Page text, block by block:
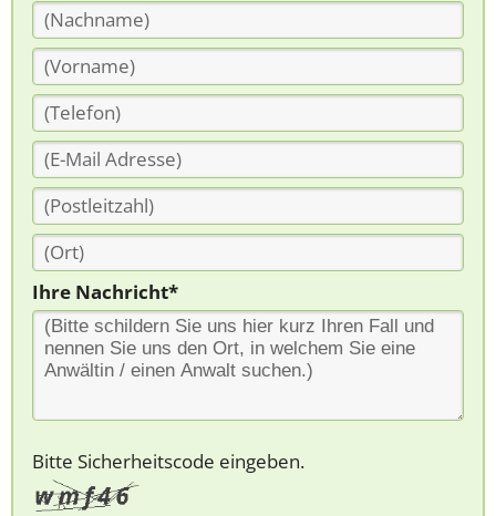
Ihre Nachricht*
Bitte Sicherheitscode eingeben.